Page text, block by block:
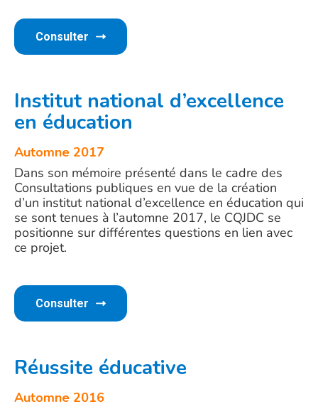
Consulter
Institut national d’excellence
en éducation
Automne 2017
Dans son mémoire présenté dans le cadre des
Consultations publiques en vue de la création
d’un institut national d’excellence en éducation qui
se sont tenues à l’automne 2017, le CQJDC se
positionne sur différentes questions en lien avec
ce projet.
Consulter
Réussite éducative
Automne 2016